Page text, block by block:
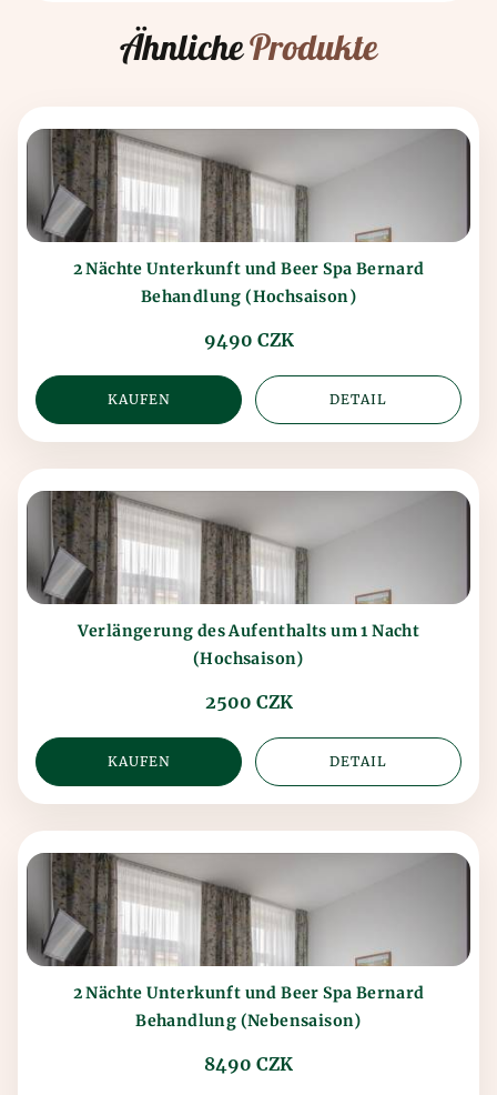
ÄhnlicheProdukte
2 Nächte Unterkunft und Beer Spa Bernard
Behandlung (Hochsaison)
9490 CZK
KAUFEN DETAIL
Verlängerung des Aufenthalts um 1 Nacht
(Hochsaison)
2500 CZK
KAUFEN DETAIL
2 Nächte Unterkunft und Beer Spa Bernard
Behandlung (Nebensaison)
8490 CZK